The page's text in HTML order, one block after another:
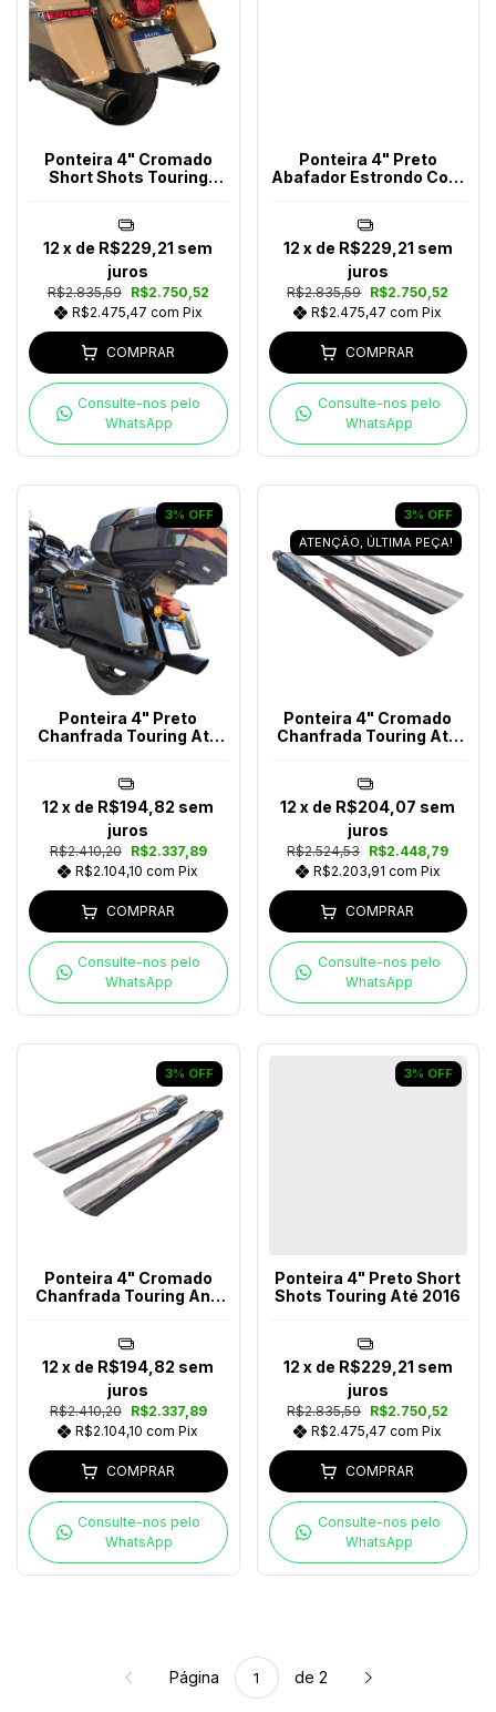
Ponteira 4" Cromado
Short Shots Touring
R$2.835,59
R$2.750,52
R$2.475,47 com Pix
12 x de R$229,21 sem
juros
COMPRAR
Consulte-nos pelo
WhatsApp
Ponteira 4" Preto
Abafador Estrondo Com
R$2.835,59 R$2.750,52
R$2.475,47com Pix
12 x de R$229,21 sem
juros
COMPRAR
Consulte-nos pelo
WhatsApp
3% OFF
Ponteira 4" Preto
Chanfrada Touring Até
R$2.410,20
R$2.337,89
R$2.104,10com Pix
12 x de R$194,82 sem
juros
COMPRAR
Consulte-nos pelo
WhatsApp
3% OFF
ATENÇÃO, ÚLTIMA PEÇA!
Ponteira 4" Cromado
Chanfrada Touring Até
R$2.524,53 R$2.448,79
R$2.203,91 com Pix
12 x de R$204,07 sem
juros
COMPRAR
Consulte-nos pelo
WhatsApp
3% OFF
Ponteira 4" Cromado
Chanfrada Touring Ano
R$2.410,20
R$2.337,89
R$2.104,10com Pix
12 x de R$194,82 sem
juros
COMPRAR
Consulte-nos pelo
WhatsApp
3% OFF
Ponteira 4" Preto Short
Shots Touring Até 2016
R$2.835,59 R$2.750,52
R$2.475,47com Pix
12 x de R$229,21 sem
juros
COMPRAR
Consulte-nos pelo
WhatsApp
Página de 2